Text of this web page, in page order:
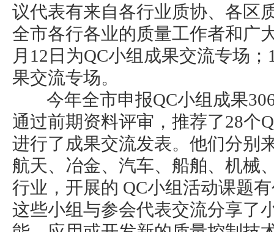
议代表有来自各行业质协、各区
全市各行各业的质量工作者和广
月12日为QC小组成果交流专场
果交流专场。
今年全市申报QC小组成果306
通过前期资料评审，推荐了28个
进行了成果交流发表。他们分别
航天、冶金、汽车、船舶、机械
行业，开展的 QC小组活动课题
这些小组与参会代表交流分享了